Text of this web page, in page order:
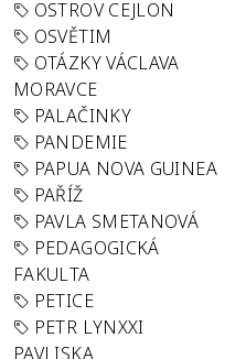
OSTROV CEJLON
OSVĚTIM
OTÁZKY VÁCLAVA
MORAVCE
PALAČINKY
PANDEMIE
PAPUA NOVA GUINEA
PAŘÍŽ
PAVLA SMETANOVÁ
PEDAGOGICKÁ
FAKULTA
PETICE
PETR LYNXXI
PAVLISKA